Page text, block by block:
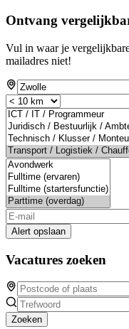
Ontvang
Vul in waar je
mailadres niet!
Alert opslaan
Vacatures zoeken
Zoeken